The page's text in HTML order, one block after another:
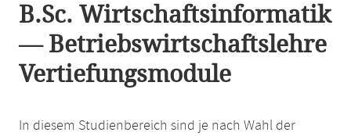
B.Sc. Wirtschaftsinformatik
— Betriebswirtschaftslehre
Vertiefungsmodule
In diesem Studienbereich sind je nach Wahl der